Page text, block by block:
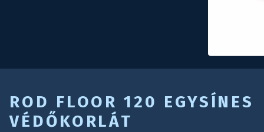
ROD FLOOR 120 EGYSÍNES
VÉDŐKORLÁT